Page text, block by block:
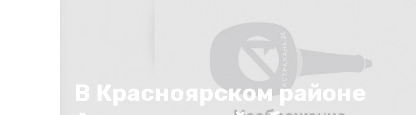
В Красноярском районе